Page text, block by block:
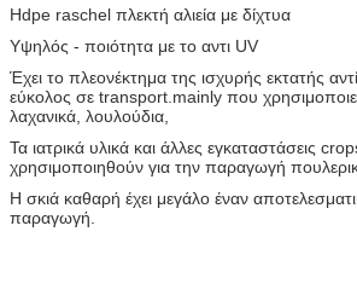
Hdpe raschel πλεκτή αλιεία με δίχτυα
Υψηλός - ποιότητα με το αντι UV
Έχει το πλεονέκτημα της ισχυρής εκτατής
εύκολος σε transport.mainly που
λαχανικά, λουλούδια,
Τα ιατρικά υλικά και άλλες εγκαταστάσεις
χρησιμοποιηθούν για την παραγωγή
Η σκιά καθαρή έχει μεγάλο έναν
παραγωγή.